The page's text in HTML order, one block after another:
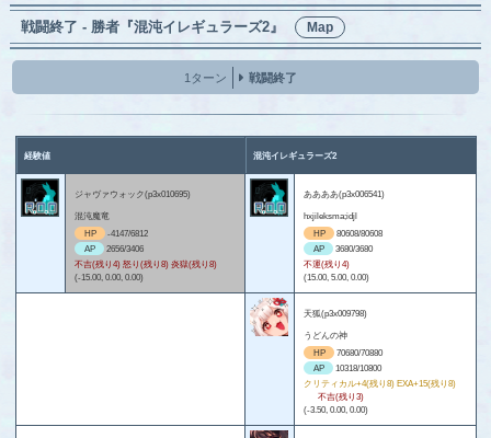
戦闘終了 - 勝者『混沌イレギュラーズ2』 Map
1ターン 戦闘終了
経験値 混沌イレギュラーズ2
ジャヴァウォック(p3x010695)
混沌魔竜
HP
-4147/6812
AP
2656/3406
不吉(残り4) 怒り(残り8) 炎獄(残り8)
(-15.00, 0.00, 0.00)
ああああ(p3x006541)
hxjileksma;idjl
HP
80608/80608
AP
3680/3680
不運(残り4)
(15.00, 5.00, 0.00)
天狐(p3x009798)
うどんの神
HP
70680/70880
AP
10318/10800
クリティカル+4(残り8) EXA+15(残り8)
不吉(残り3)
(-3.50, 0.00, 0.00)